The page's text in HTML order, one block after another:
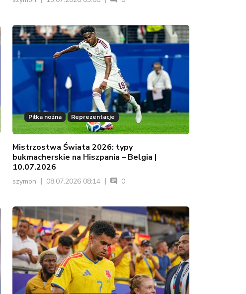
Piłka nożna Reprezentacje
Mistrzostwa Świata 2026: typy
bukmacherskie na Hiszpania – Belgia |
10.07.2026
szymon 08.07.2026 08:14 0